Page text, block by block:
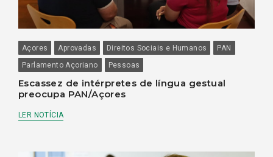
Açores Aprovadas Direitos Sociais e Humanos
PAN
Parlamento Açoriano
Pessoas
Escassez de intérpretes de língua gestual
preocupa PAN/Açores
LER NOTÍCIA